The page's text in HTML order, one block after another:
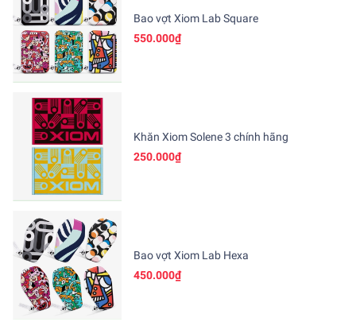
Bao vợt Xiom Lab Square
550.000₫
Khăn Xiom Solene 3 chính hãng
250.000₫
Bao vợt Xiom Lab Hexa
450.000₫